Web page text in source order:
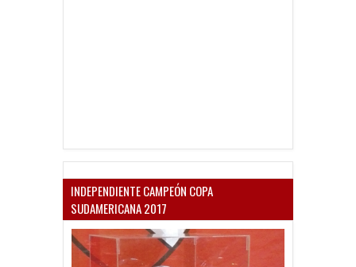
INDEPENDIENTE CAMPEÓN COPA
SUDAMERICANA 2017